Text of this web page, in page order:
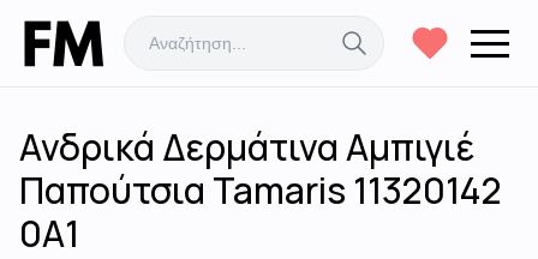
Ανδρικά Δερμάτινα Αμπιγιέ
Παπούτσια Tamaris 11320142
0A1